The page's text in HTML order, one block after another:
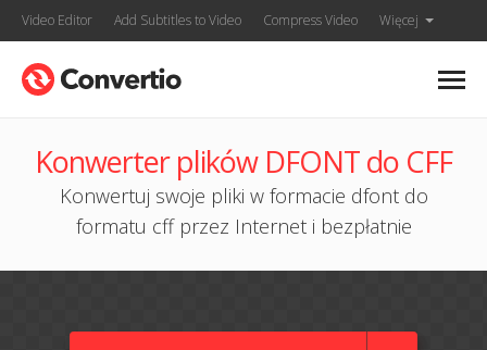
Video Editor Add Subtitles to Video Compress Video Więcej
Konwerter plików DFONT do CFF
Konwertuj swoje pliki w formacie dfont do
formatu cff przez Internet i bezpłatnie